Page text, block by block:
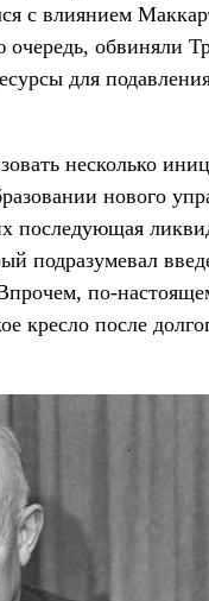
с влиянием
очередь, обвиняли
для
несколько
нового
последующая
подразумевал
по-
кресло после